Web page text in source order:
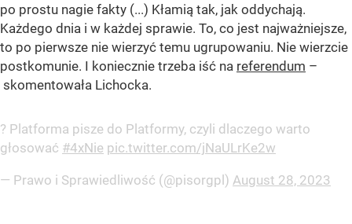
po prostu nagie fakty (...) Kłamią tak, jak oddychają.
Każdego dnia i w każdej sprawie. To, co jest najważniejsze,
to po pierwsze nie wierzyć temu ugrupowaniu. Nie wierzcie
postkomunie. I koniecznie trzeba iść na referendum –
skomentowała Lichocka.
? Platforma pisze do Platformy, czyli dlaczego warto
głosować #4xNie pic.twitter.com/jNaULrKe2w
— Prawo i Sprawiedliwość (@pisorgpl) August 28, 2023